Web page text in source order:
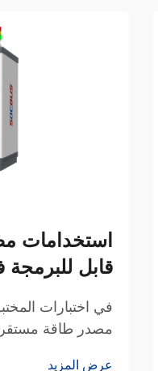
استخدامات
قابل
في اختبارات
مصدر طاقة مستقر
عرض المزيد